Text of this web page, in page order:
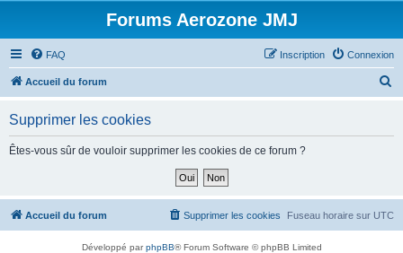
Forums Aerozone JMJ
FAQ Connexion
Inscription
Accueil du forum
h
Supprimer les cookies
Êtes-vous sûr de vouloir supprimer les cookies de ce forum ?
Accueil du forum Fuseau horaire sur UTC
Supprimer les cookies
Développé parphpBB® Forum Software © phpBB Limited